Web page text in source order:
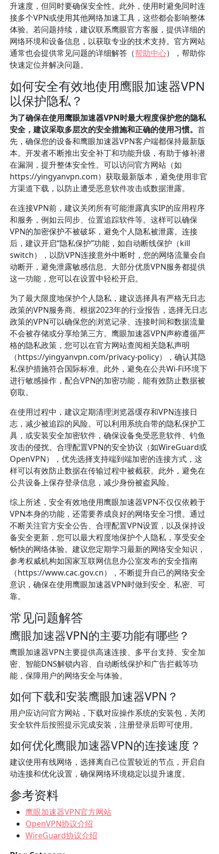
升速度，但同时要确保安全性。此外，使用时避免同时连
接多个VPN或使用其他网络加速工具，这些都会影响整体
体验。若问题持续，建议联系鹰眼官方客服，提供详细的
网络环境和设备信息，以获取专业的技术支持。官方网站
通常也会提供常见问题的详细解答（帮助中心），帮助你
快速定位并解决问题。
如何安全有效地使用鹰眼加速器VPN
以保护隐私？
为了确保在使用鹰眼加速器VPN时最大程度保护您的隐私
安全，建议采取多层次的安全措施和正确的使用习惯。 首
先，确保您的设备和鹰眼加速器VPN客户端都保持最新版
本。开发者不断推出安全补丁和功能升级，有助于修补潜
在漏洞，提升整体安全性。可以访问官方网站（如
https://yingyanvpn.com）获取最新版本，避免使用非官
方渠道下载，以防止遭受恶意软件攻击或数据泄露。
在连接VPN前，建议关闭所有可能泄露真实IP的应用程序
和服务，例如云同步、位置追踪软件等。这样可以确保
VPN的加密保护不被破坏，避免个人隐私被泄露。连接
后，建议开启“隐私保护”功能，如自动断线保护（kill
switch），以防VPN连接意外中断时，您的网络流量会自
动断开，避免泄露敏感信息。大部分优质VPN服务都提供
这一功能，您可以在设置中轻松开启。
为了最大限度地保护个人隐私，建议选择具有严格无日志
政策的VPN服务商。根据2023年的行业报告，选择无日志
政策的VPN可以确保您的浏览记录、连接时间和数据流量
不会被存储或分享给第三方。鹰眼加速器VPN声称遵循严
格的隐私政策，您可以在官方网站查阅相关隐私声明
（https://yingyanvpn.com/privacy-policy），确认其隐
私保护措施符合国际标准。此外，避免在公共Wi-Fi环境下
进行敏感操作，配合VPN的加密功能，能有效防止数据被
窃取。
在使用过程中，建议定期清理浏览器缓存和VPN连接日
志，减少被追踪的风险。可以利用系统自带的隐私保护工
具，或安装安全加密软件，确保设备免受恶意软件、钓鱼
攻击的侵扰。合理配置VPN的安全协议（如WireGuard或
OpenVPN），优先选择支持端到端加密的连接方式，这
样可以有效防止数据在传输过程中被截获。此外，避免在
公共设备上保存登录信息，减少身份被盗风险。
综上所述，安全有效地使用鹰眼加速器VPN不仅仅依赖于
VPN本身的功能，还需要养成良好的网络安全习惯。通过
不断关注官方安全公告、合理配置VPN设置，以及保持设
备安全更新，您可以最大程度地保护个人隐私，享受安全
畅快的网络体验。建议您定期学习最新的网络安全知识，
参考权威机构如国家互联网信息办公室发布的安全指南
（https://www.cac.gov.cn），不断提升自己的网络安全
意识，确保在使用鹰眼加速器VPN时做到安全、私密、可
靠。
常见问题解答
鹰眼加速器VPN的主要功能有哪些？
鹰眼加速器VPN主要提供高速连接、多平台支持、安全加
密、智能DNS解锁内容、自动断线保护和广告拦截等功
能，保障用户的网络安全与体验。
如何下载和安装鹰眼加速器VPN？
用户应访问官方网站，下载对应操作系统的安装包，关闭
安全软件后按照提示完成安装，注册登录后即可使用。
如何优化鹰眼加速器VPN的连接速度？
建议使用有线网络，选择离自己位置较近的节点，开启自
动连接和优化设置，确保网络环境稳定以提升速度。
参考资料
鹰眼加速器VPN官方网站
OpenVPN协议介绍
WireGuard协议介绍